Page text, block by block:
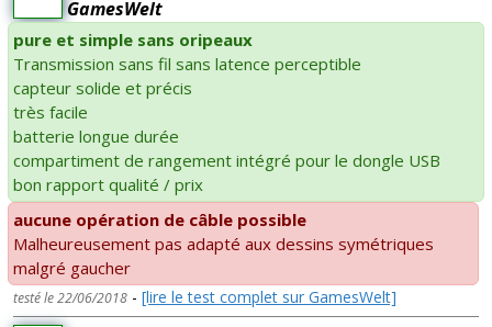
GamesWelt
pure et simple sans oripeaux
Transmission sans fil sans latence perceptible
capteur solide et précis
très facile
batterie longue durée
compartiment de rangement intégré pour le dongle USB
bon rapport qualité / prix
aucune opération de câble possible
Malheureusement pas adapté aux dessins symétriques
malgré gaucher
testé le 22/06/2018 - [lire le test complet sur GamesWelt]